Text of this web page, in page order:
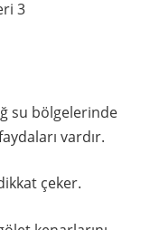
su bölgelerinde
vardır.
çeker.